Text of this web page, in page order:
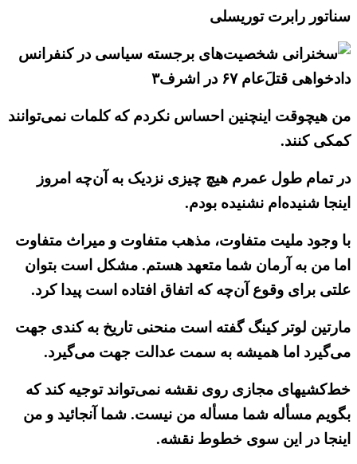
سناتور رابرت توریسلی
من هیچوقت اینچنین احساس نکردم که کلمات نمی‌توانند
کمکی کنند.
در تمام طول عمرم هیچ چیزی نزدیک به آن‌چه امروز
اینجا شنیده‌ام نشنیده بودم.
با وجود ملیت متفاوت، مذهب متفاوت و میراث متفاوت
اما من به آرمان شما متعهد هستم. مشکل است بتوان
علتی برای وقوع آن‌چه که اتفاق افتاده است پیدا کرد.
مارتین لوتر کینگ گفته است منحنی تاریخ به کندی جهت
می‌گیرد اما همیشه به سمت عدالت جهت می‌گیرد.
خط‌کشیهای مجازی روی نقشه نمی‌تواند توجیه کند که
بگویم مسأله شما مسأله من نیست. شما آنجائید و من
اینجا در این سوی خطوط نقشه.